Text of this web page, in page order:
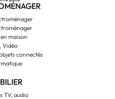
maison
Vidéo
connectés
TV, audio